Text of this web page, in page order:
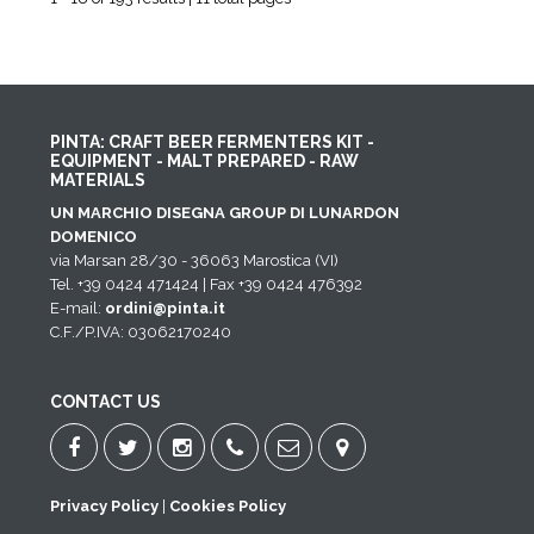
PINTA: CRAFT BEER FERMENTERS KIT -
EQUIPMENT - MALT PREPARED - RAW
MATERIALS
UN MARCHIO DISEGNA GROUP DI LUNARDON
DOMENICO
via Marsan 28/30 - 36063 Marostica (VI)
Tel. +39 0424 471424 | Fax +39 0424 476392
E-mail: ordini@pinta.it
C.F./P.IVA: 03062170240
CONTACT US
Privacy Policy Cookies Policy